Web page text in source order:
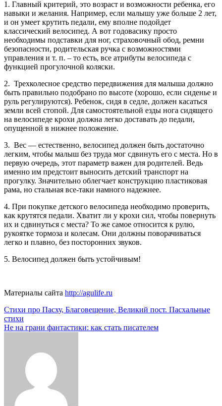
1. Главный критерий, это возраст и возможности ребенка, его
навыки и желания. Например, если малышу уже больше 2 лет,
и он умеет крутить педали, ему вполне подойдет
классический велосипед. А вот годовасику просто
необходимы подставки для ног, страховочный обод, ремни
безопасности, родительская ручка с возможностями
управления и т. п. – то есть, все атрибуты велосипеда с
функцией прогулочной коляски.
2. Трехколесное средство передвижения для малыша должно
быть правильно подобрано по высоте (хорошо, если сиденье и
руль регулируются). Ребенок, сидя в седле, должен касаться
земли всей стопой. Для самостоятельной езды нога сидящего
на велосипеде крохи должна легко доставать до педали,
опущенной в нижнее положение.
3. Вес — естественно, велосипед должен быть достаточно
легким, чтобы малыш без труда мог сдвинуть его с места. Но в
первую очередь, этот параметр важен для родителей. Ведь
именно им предстоит выносить детский транспорт на
прогулку. Значительно облегчает конструкцию пластиковая
рама, но стальная все-таки намного надежнее.
4. При покупке детского велосипеда необходимо проверить,
как крутятся педали. Хватит ли у крохи сил, чтобы повернуть
их и сдвинуться с места? То же самое относится к рулю,
рукоятке тормоза и колесам. Они должны поворачиваться
легко и плавно, без посторонних звуков.
5. Велосипед должен быть устойчивым!
Материалы сайта http://agulife.ru
Навигация
по
Стихи про Пасху, Благовещение, Великий пост. Пасхальные
стихи
Не на грани фантастики: как стать писателем